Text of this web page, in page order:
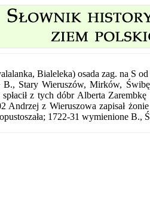
Bialeleka) osada zag. na S
B., Stary Wieruszów, Mirków,
z tych dóbr Alberta
Andrzej z Wieruszowa zapisał
1722-31 wymienione B.,